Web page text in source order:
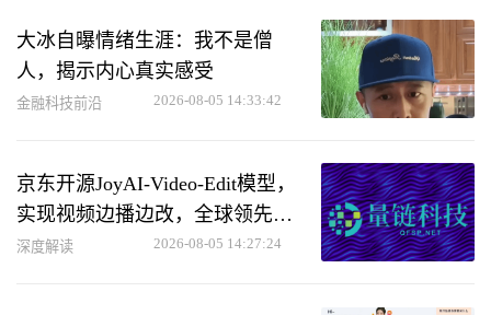
大冰自曝情绪生涯：我不是僧
人，揭示内心真实感受
金融科技前沿 2026-08-05 14:33:42
京东开源JoyAI-Video-Edit模型，
实现视频边播边改，全球领先综
合性能
深度解读 2026-08-05 14:27:24